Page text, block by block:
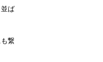
ば
繋